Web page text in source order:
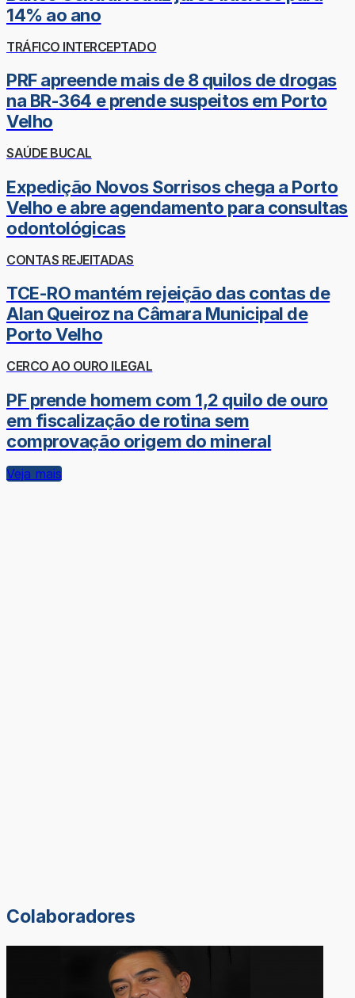
14% ao ano
TRÁFICO INTERCEPTADO
PRF apreende mais de 8 quilos de drogas
na BR-364 e prende suspeitos em Porto
Velho
SAÚDE BUCAL
Expedição Novos Sorrisos chega a Porto
Velho e abre agendamento para consultas
odontológicas
CONTAS REJEITADAS
TCE-RO mantém rejeição das contas de
Alan Queiroz na Câmara Municipal de
Porto Velho
CERCO AO OURO ILEGAL
PF prende homem com 1,2 quilo de ouro
em fiscalização de rotina sem
comprovação origem do mineral
Veja mais
Colaboradores